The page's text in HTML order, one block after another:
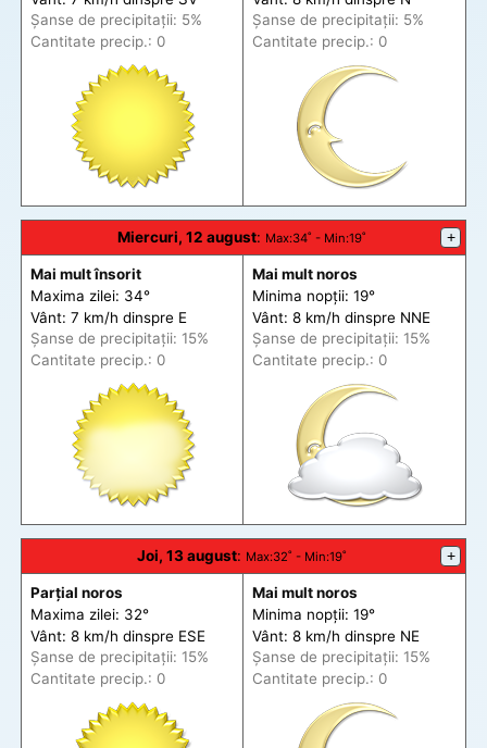
Șanse de precipitații: 5%
Cantitate precip.: 0
Șanse de precipitații: 5%
Cantitate precip.: 0
Miercuri, 12 august: Max:34˚ - Min:19˚ +
Mai mult însorit
Maxima zilei: 34°
Vânt: 7 km/h dinspre E
Șanse de precipitații: 15%
Cantitate precip.: 0
Mai mult noros
Minima nopții: 19°
Vânt: 8 km/h dinspre NNE
Șanse de precipitații: 15%
Cantitate precip.: 0
Joi, 13 august: Max:32˚ - Min:19˚ +
Parțial noros
Maxima zilei: 32°
Vânt: 8 km/h dinspre ESE
Șanse de precipitații: 15%
Cantitate precip.: 0
Mai mult noros
Minima nopții: 19°
Vânt: 8 km/h dinspre NE
Șanse de precipitații: 15%
Cantitate precip.: 0